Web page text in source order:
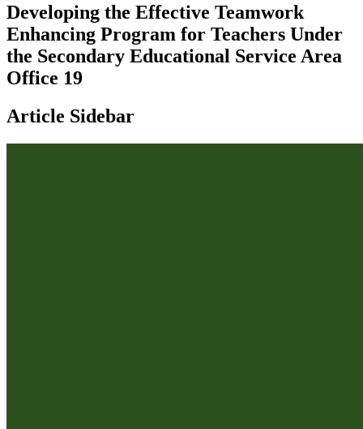
Developing the Effective Teamwork
Enhancing Program for Teachers Under
the Secondary Educational Service Area
Office 19
Article Sidebar